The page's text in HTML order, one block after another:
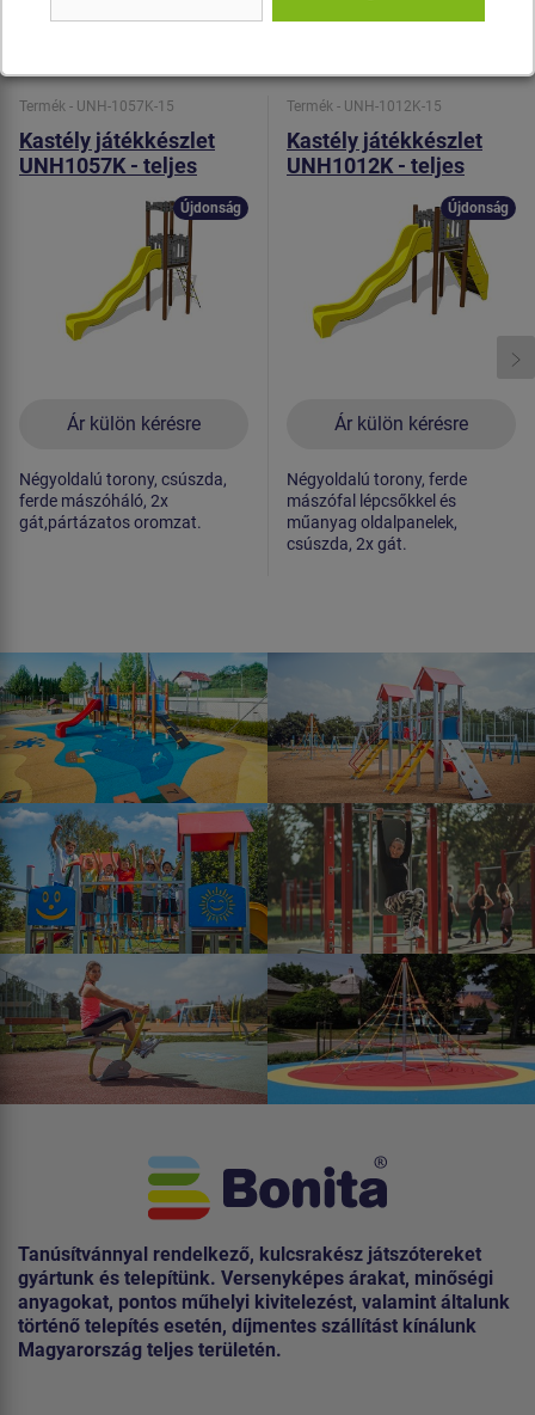
Termék - UNH-1057K-15
Kastély játékkészlet
UNH1057K - teljes
Ár külön kérésre
Újdonság
Négyoldalú torony, csúszda,
ferde mászóháló, 2x
gát,pártázatos oromzat.
Termék - UNH-1012K-15
Kastély játékkészlet
UNH1012K - teljes
Ár külön kérésre
Újdonság
Négyoldalú torony, ferde
mászófal lépcsőkkel és
műanyag oldalpanelek,
csúszda, 2x gát.
Tanúsítvánnyal rendelkező, kulcsrakész játszótereket
gyártunk és telepítünk. Versenyképes árakat, minőségi
anyagokat, pontos műhelyi kivitelezést, valamint általunk
történő telepítés esetén, díjmentes szállítást kínálunk
Magyarország teljes területén.